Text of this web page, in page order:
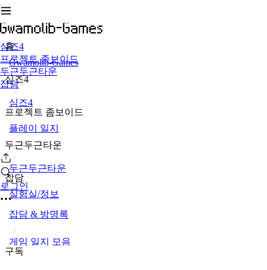
심즈4
프로젝트 좀보이드
두근두근타운
잡담
로그인
홈
Gwamolib-Games
심즈4
심즈4
프로젝트 좀보이드
플레이 일지
두근두근타운
두근두근타운
잡담
실험실/정보
잡담 & 방명록
게임 일지 모음
구독